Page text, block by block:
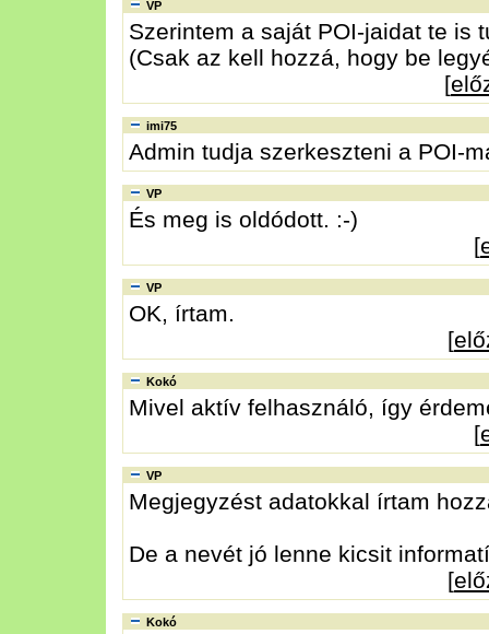
VP
Szerintem a saját POI-jaidat te is
(Csak az kell hozzá, hogy be
[
imi75
Admin tudja szerkeszteni a POI-
VP
És meg is oldódott. :-)
[
VP
OK, írtam.
[
Kokó
Mivel aktív felhasználó, így
[
VP
Megjegyzést adatokkal írtam
De a nevét jó lenne kicsit
[
Kokó